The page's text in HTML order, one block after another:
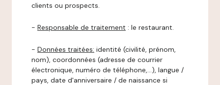
clients ou prospects.
- Responsable de traitement : le restaurant.
- Données traitées: identité (civilité, prénom,
nom), coordonnées (adresse de courrier
électronique, numéro de téléphone,…), langue /
pays, date d'anniversaire / de naissance si